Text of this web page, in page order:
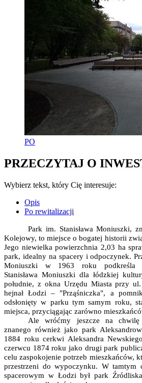
PO
PRZECZYTAJ O
Wybierz tekst, który Cię interesuje:
Opis
Po rewitalizacji
Park im. Stanisława Moniuszki,
Kolejowy, to miejsce o bogatej historii
Jego niewielka powierzchnia 2,03 ha
park, idealny na spacery i odpoczynek.
Moniuszki w 1963 roku podkreśla
Stanisława Moniuszki dla łódzkiej
południe, z okna Urzędu Miasta przy
hejnał Łodzi – "Prząśniczka", a
odsłonięty w parku tym samym roku,
miejsca, przyciągając zarówno
Ale wróćmy jeszcze na
znanego również jako park
1884 roku cerkwi Aleksandra
czerwcu 1874 roku jako drugi park
celu zaspokojenie potrzeb mieszkańców,
przestrzeni do wypoczynku. W tamtym
spacerowym w Łodzi był park